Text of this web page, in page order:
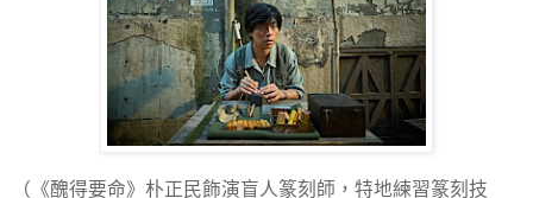
（《醜得要命》朴正民飾演盲人篆刻師，特地練習篆刻技